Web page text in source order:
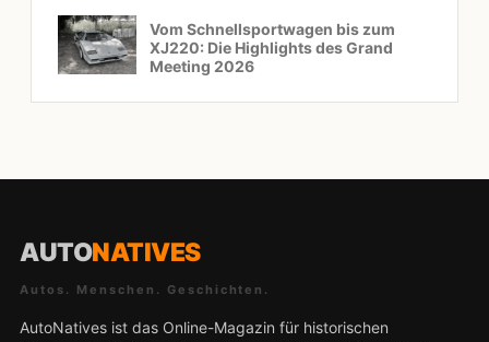
Vom Schnellsportwagen bis zum
XJ220: Die Highlights des Grand
Meeting 2026
AUTONATIVES
Autos. Menschen. Geschichten.
AutoNatives ist das Online-Magazin für historischen